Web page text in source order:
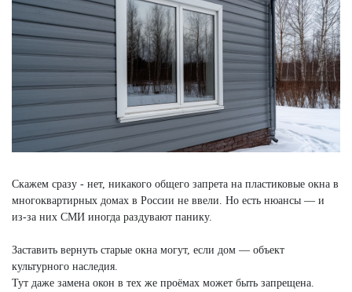
Скажем сразу - нет, никакого общего запрета на пластиковые окна в
многоквартирных домах в России не ввели. Но есть нюансы — и
из-за них СМИ иногда раздувают панику.
Заставить вернуть старые окна могут, если дом — объект
культурного наследия.
Тут даже замена окон в тех же проёмах может быть запрещена.